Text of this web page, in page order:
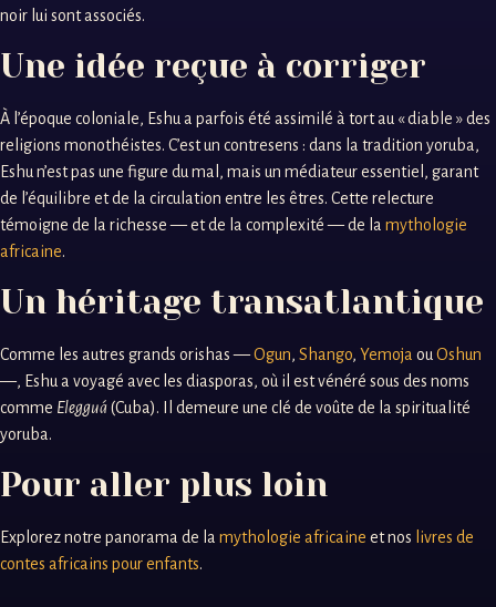
noir lui sont associés.
Une idée reçue à corriger
À l’époque coloniale, Eshu a parfois été assimilé à tort au « diable » des
religions monothéistes. C’est un contresens : dans la tradition yoruba,
Eshu n’est pas une figure du mal, mais un médiateur essentiel, garant
de l’équilibre et de la circulation entre les êtres. Cette relecture
témoigne de la richesse — et de la complexité — de la mythologie
africaine.
Un héritage transatlantique
Comme les autres grands orishas —Ogun, Shango, Yemoja ou Oshun
—, Eshu a voyagé avec les diasporas, où il est vénéré sous des noms
comme Elegguá(Cuba). Il demeure une clé de voûte de la spiritualité
yoruba.
Pour aller plus loin
Explorez notre panorama de la mythologie africaine et nos livres de
contes africains pour enfants.